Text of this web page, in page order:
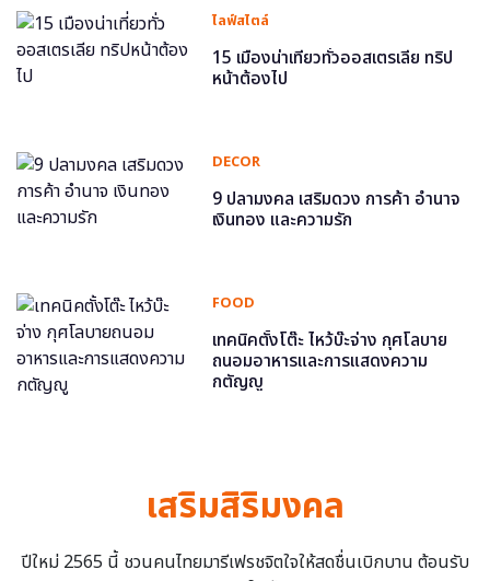
ไลฟ์สไตล์
15 เมืองน่าเที่ยวทั่วออสเตรเลีย ทริป
หน้าต้องไป
DECOR
9 ปลามงคล เสริมดวง การค้า อำนาจ
เงินทอง และความรัก
FOOD
เทคนิคตั้งโต๊ะ ไหว้บ๊ะจ่าง กุศโลบาย
ถนอมอาหารและการแสดงความ
กตัญญู
เสริมสิริมงคล
ปีใหม่ 2565 นี้ ชวนคนไทยมารีเฟรชจิตใจให้สดชื่นเบิกบาน ต้อนรับ